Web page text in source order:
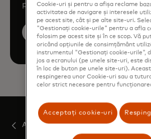
products and services.
Book a demo
Acasă
Cookie-uri și pentru a afișa reclame
activitatea de navigare și interesele
pe acest site, cât și pe alte site-uri.
"Gestionați cookie-urile" pentru a afla
folosim pe acest site și în ce scop. Vă
oricând opțiunile de consimțământ
instrumentul "Gestionați cookie-urile",
jos a ecranului (pe unele site-uri, este
în loc de buton pe unele site-uri).
respingerea unor Cookie-uri sau a
celor strict necesare pentru
Acceptați cookie-uri